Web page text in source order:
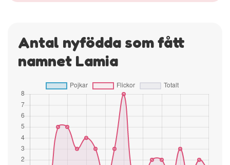
Antal nyfödda som fått
namnet Lamia